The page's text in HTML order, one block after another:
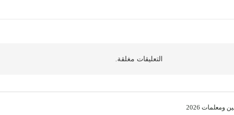
التعليقات مغلقة.
ومعلمات